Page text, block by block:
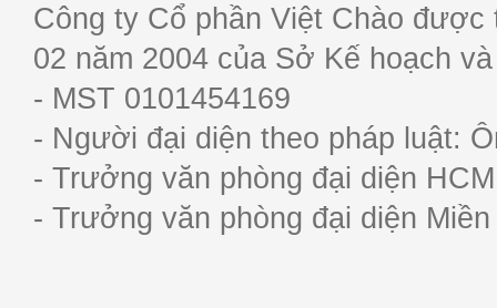
Công ty Cổ phần Việt Chào được
02 năm 2004 của Sở Kế hoạch
- MST 0101454169
- Người đại diện theo pháp luật:
- Trưởng văn phòng đại diện
- Trưởng văn phòng đại diện